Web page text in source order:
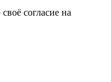
согласие на